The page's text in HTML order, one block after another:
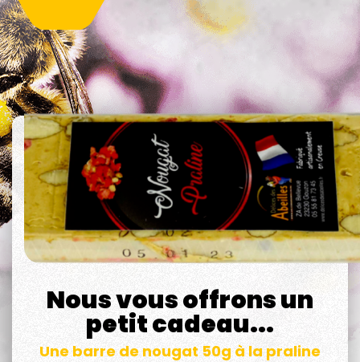
Nous vous offrons un
petit cadeau...
Une barre de nougat 50g à la praline